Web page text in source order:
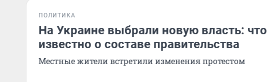
ПОЛИТИКА
На Украине выбрали новую власть: что
известно о составе правительства
Местные жители встретили изменения протестом